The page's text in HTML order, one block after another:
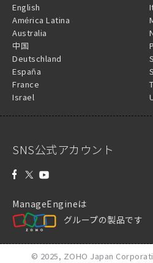
English
América Latina
Australia
中国
Deutschland
España
France
Israel
SNS公式アカウント
ManageEngineは
グループの製品です
© 2025, ZOHO Japan